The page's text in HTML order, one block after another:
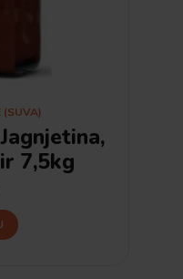
(SUVA)
7,5kg